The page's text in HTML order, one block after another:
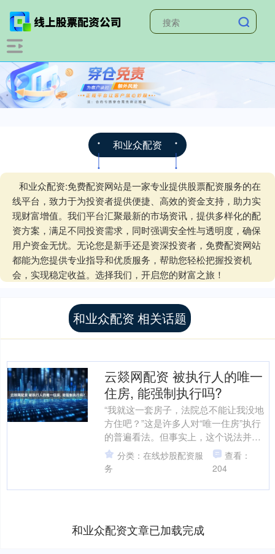
和业众配资
和业众配资:免费配资网站是一家专业提供股票配资服务的在
线平台，致力于为投资者提供便捷、高效的资金支持，助力实
现财富增值。我们平台汇聚最新的市场资讯，提供多样化的配
资方案，满足不同投资需求，同时强调安全性与透明度，确保
用户资金无忧。无论您是新手还是资深投资者，免费配资网站
都能为您提供专业指导和优质服务，帮助您轻松把握投资机
会，实现稳定收益。选择我们，开启您的财富之旅！
和业众配资 相关话题
云燚网配资 被执行人的唯一
住房, 能强制执行吗?
“我就这一套房子，法院总不能让我没地
方住吧？”这是许多人对“唯一住房”执行
的普遍看法。但事实上，这个说法并不
完全准确，“唯一住房”并非绝对不能强制
执行。 法律保....
分类：在线炒股配资服
务
查看：
204
和业众配资文章已加载完成